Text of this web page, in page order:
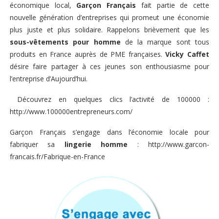
économique local, Garçon Français fait partie de cette
nouvelle génération d’entreprises qui promeut une économie
plus juste et plus solidaire. Rappelons brièvement que les
sous-vêtements pour homme de la marque sont tous
produits en France auprès de PME françaises.Vicky Caffet
désire faire partager à ces jeunes son enthousiasme pour
l’entreprise d’Aujourd’hui.
Découvrez en quelques clics l’activité de 100000 :
http://www.100000entrepreneurs.com/
Garçon Français s’engage dans l’économie locale pour
fabriquer sa lingerie homme :http://www.garcon-
francais.fr/Fabrique-en-France